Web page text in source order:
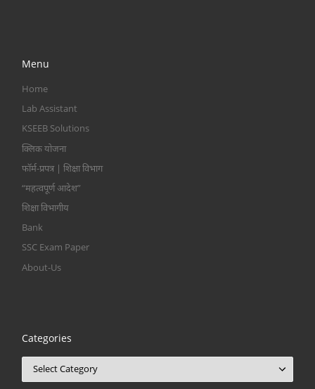
Menu
Home
Lab Assistant
KSEEB Solutions
क्लिक योजना
फॉर्म-प्रपत्र | शिक्षा विभाग
“महत्वपूर्ण आदेश”
शिक्षा विभागीय
Bank
SSC Exam Paper
About-Us
Categories